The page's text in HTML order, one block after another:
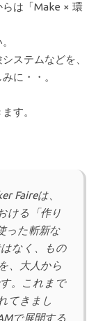
は「Make × 環
ステムなどを、
に・・。
す。
Faireは、
ける「作り
った斬新な
なく、もの
、大人から
。これまで
てきまし
で展開する